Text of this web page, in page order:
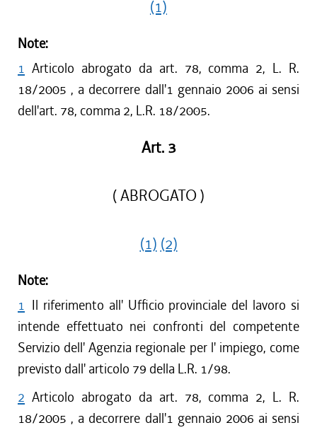
(1)
Note:
1 Articolo abrogato da art. 78, comma 2, L. R.
18/2005 , a decorrere dall'1 gennaio 2006 ai sensi
dell'art. 78, comma 2, L.R. 18/2005.
Art. 3
( ABROGATO )
(1) (2)
Note:
1 Il riferimento all' Ufficio provinciale del lavoro si
intende effettuato nei confronti del competente
Servizio dell' Agenzia regionale per l' impiego, come
previsto dall' articolo 79 della L.R. 1/98.
2 Articolo abrogato da art. 78, comma 2, L. R.
18/2005 , a decorrere dall'1 gennaio 2006 ai sensi